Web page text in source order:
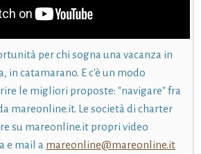
per chi sogna una vacanza in
in catamarano. E c'è un modo
le migliori proposte: "navigare" fra
mareonline.it. Le società di charter
su mareonline.it propri video
e mail a mareonline@mareonline.it